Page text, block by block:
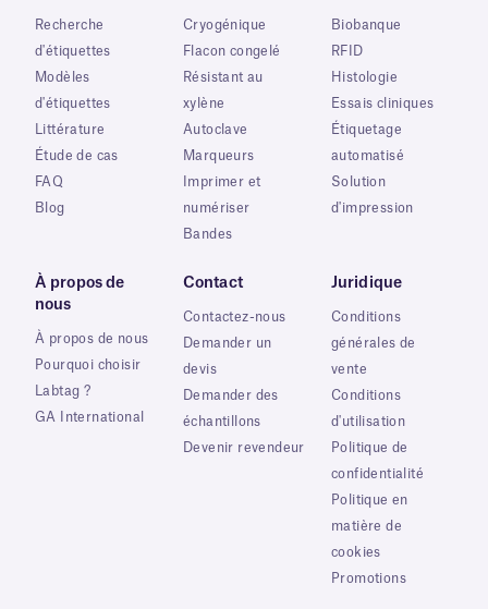
Recherche
d'étiquettes
Modèles
d'étiquettes
Littérature
Étude de cas
FAQ
Blog
Cryogénique
Flacon congelé
Résistant au
xylène
Autoclave
Marqueurs
Imprimer et
numériser
Bandes
Biobanque
RFID
Histologie
Essais cliniques
Étiquetage
automatisé
Solution
d'impression
À propos de
nous
À propos de nous
Pourquoi choisir
Labtag ?
GA International
Contact
Contactez-nous
Demander un
devis
Demander des
échantillons
Devenir revendeur
Juridique
Conditions
générales de
vente
Conditions
d'utilisation
Politique de
confidentialité
Politique en
matière de
cookies
Promotions